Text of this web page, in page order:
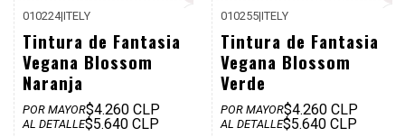
010224|ITELY
Tintura de Fantasia
Vegana Blossom
Naranja
POR MAYOR$4.260 CLP
AL DETALLE$5.640 CLP
010255|ITELY
Tintura de Fantasia
Vegana Blossom
Verde
POR MAYOR$4.260 CLP
AL DETALLE$5.640 CLP